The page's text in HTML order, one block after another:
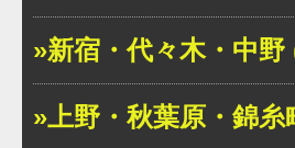
»新宿・代々木・中野
»上野・秋葉原・錦糸